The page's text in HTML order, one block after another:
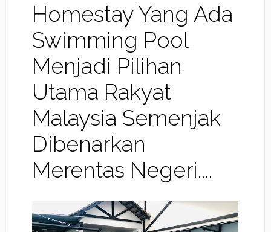
Homestay Yang Ada
Swimming Pool
Menjadi Pilihan
Utama Rakyat
Malaysia Semenjak
Dibenarkan
Merentas Negeri....